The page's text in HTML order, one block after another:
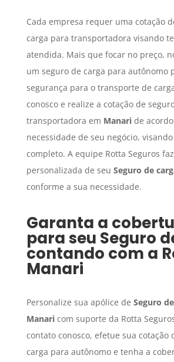
Cada empresa requer uma cotação
carga para transportadora visando
atendida. Mais que focar no preço,
um seguro de carga para autônomo
segurança para o transporte de
conosco e realize a cotação de
transportadora em Manaride acordo
necessidade de seu negócio,
completo. A equipe Rotta Seguros
personalizada de seu Seguro de
conforme a sua necessidade.
Garanta a
para seu Seguro
contando com a
Manari
Personalize sua apólice de Seguro
Manaricom suporte da Rotta
contato conosco, efetue sua cotação
carga para autônomo e tenha a